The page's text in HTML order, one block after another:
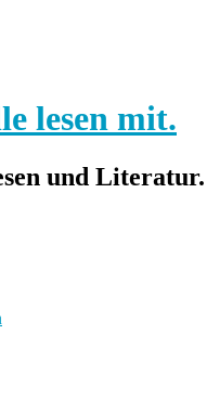
lesen mit.
und Literatur.